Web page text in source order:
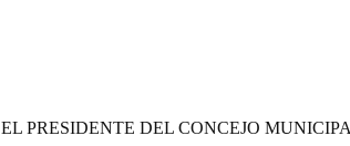
EL PRESIDENTE DEL CONCEJO